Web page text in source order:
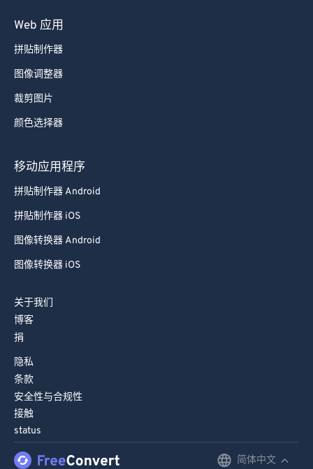
Web 应用
拼贴制作器
图像调整器
裁剪图片
颜色选择器
移动应用程序
拼贴制作器 Android
拼贴制作器 iOS
图像转换器 Android
图像转换器 iOS
关于我们
博客
捐
隐私
条款
安全性与合规性
接触
status
简体中文